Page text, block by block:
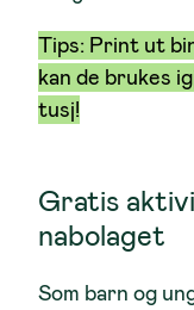
Tips: Print ut
kan de brukes
tusj!
Gratis
nabolaget
Som barn og